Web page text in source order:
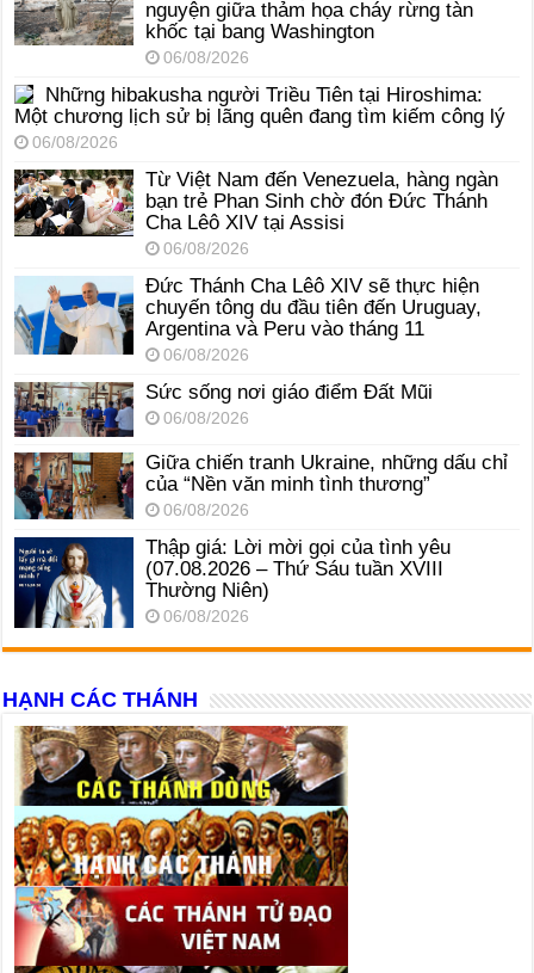
nguyện giữa thảm họa cháy rừng tàn
khốc tại bang Washington
06/08/2026
Những hibakusha người Triều Tiên tại Hiroshima:
Một chương lịch sử bị lãng quên đang tìm kiếm công lý
06/08/2026
Từ Việt Nam đến Venezuela, hàng ngàn
bạn trẻ Phan Sinh chờ đón Đức Thánh
Cha Lêô XIV tại Assisi
06/08/2026
Đức Thánh Cha Lêô XIV sẽ thực hiện
chuyến tông du đầu tiên đến Uruguay,
Argentina và Peru vào tháng 11
06/08/2026
Sức sống nơi giáo điểm Đất Mũi
06/08/2026
Giữa chiến tranh Ukraine, những dấu chỉ
của “Nền văn minh tình thương”
06/08/2026
Thập giá: Lời mời gọi của tình yêu
(07.08.2026 – Thứ Sáu tuần XVIII
Thường Niên)
06/08/2026
HẠNH CÁC THÁNH